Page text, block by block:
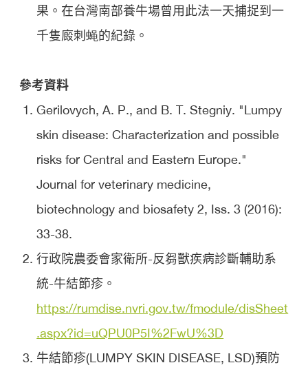
果。在台灣南部養牛場曾用此法一天捕捉到一
千隻廄刺蝇的紀錄。
參考資料
Gerilovych, A. P., and B. T. Stegniy. "Lumpy
skin disease: Characterization and possible
risks for Central and Eastern Europe."
Journal for veterinary medicine,
biotechnology and biosafety 2, Iss. 3 (2016):
33-38.
行政院農委會家衛所-反芻獸疾病診斷輔助系
統-牛結節疹。
https://rumdise.nvri.gov.tw/fmodule/disSheet
.aspx?id=uQPU0P5I%2FwU%3D
牛結節疹(LUMPY SKIN DISEASE, LSD)預防